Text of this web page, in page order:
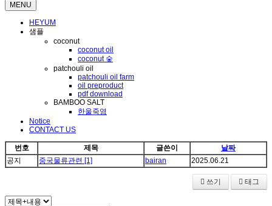
MENU
HEYUM
샘플
coconut
coconut oil
coconut 숯
patchouli oil
patchouli oil farm
oil preproduct
pdf download
BAMBOO SALT
한울죽염
Notice
CONTACT US
번호 제목 글쓴이
날짜
공지
중국물류관련 [1] bairan 2025.06.21
쓰기 태그